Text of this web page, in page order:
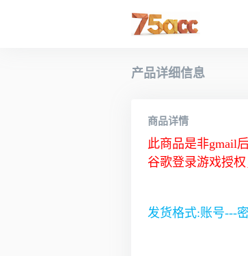
产品详细信息
商品详情
此商品是非gmail
谷歌登录游戏授
发货格式:账号---